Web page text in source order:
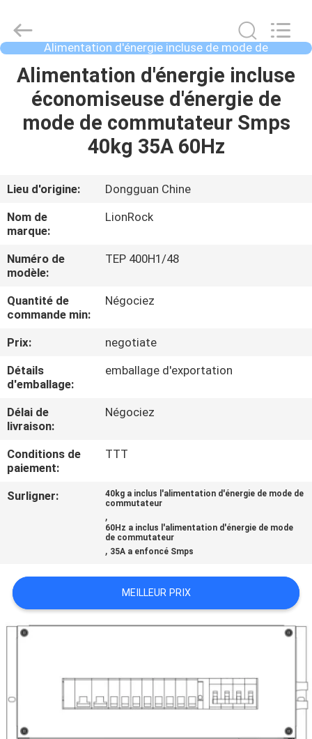
MAISON
PRODUITS
SUJET
DE
NOUS
VISITE
D'USINE
CONTRÔLE
DE
QUALITÉ
NOUS
DEMANDEZ
PLAN
DU
PRIVACY
POLICY
corporate
limited.
All
Rights
Reserved.
Alimentation d'énergie incluse de mode de
commutateur
Alimentation d'énergie incluse
économiseuse d'énergie de
mode de commutateur Smps
40kg 35A 60Hz
Lieu d'origine:
Dongguan Chine
Nom de
marque:
LionRock
Numéro de
modèle:
TEP 400H1/48
Quantité de
commande min:
Négociez
Prix:
negotiate
Détails
d'emballage:
emballage d'exportation
Délai de
livraison:
Négociez
Conditions de
paiement:
TTT
Surligner:
40kg a inclus l'alimentation d'énergie de mode de
commutateur
,
60Hz a inclus l'alimentation d'énergie de mode
de commutateur
, 35A a enfoncé Smps
MEILLEUR PRIX